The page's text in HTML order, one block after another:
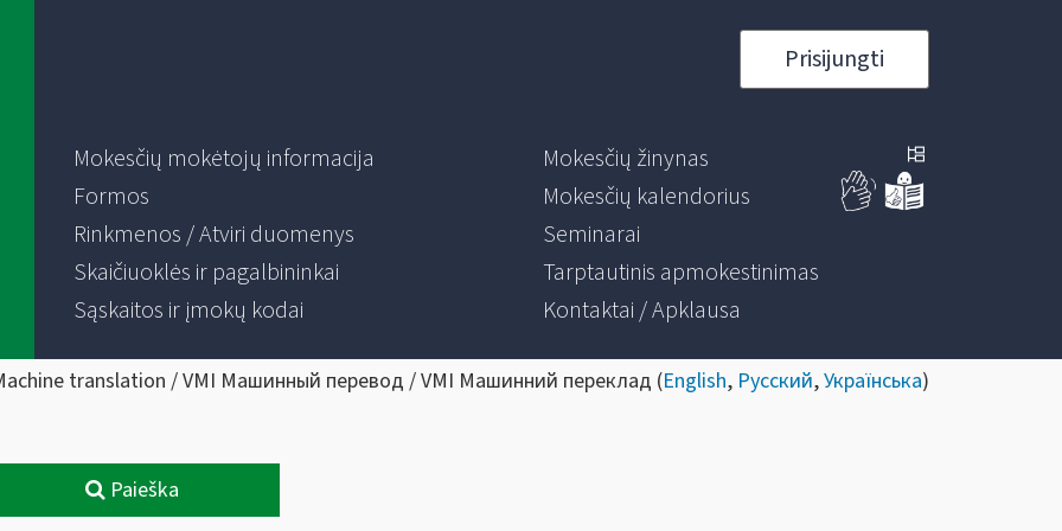
Prisijungti
Mokesčių mokėtojų informacija
Formos
Rinkmenos / Atviri duomenys
Skaičiuoklės ir pagalbininkai
Sąskaitos ir įmokų kodai
Mokesčių žinynas
Mokesčių kalendorius
Seminarai
Tarptautinis apmokestinimas
Kontaktai / Apklausa
translation / VMI Машинный перевод / VMI Машинний переклад (English, Русский,Українська)
Paieška